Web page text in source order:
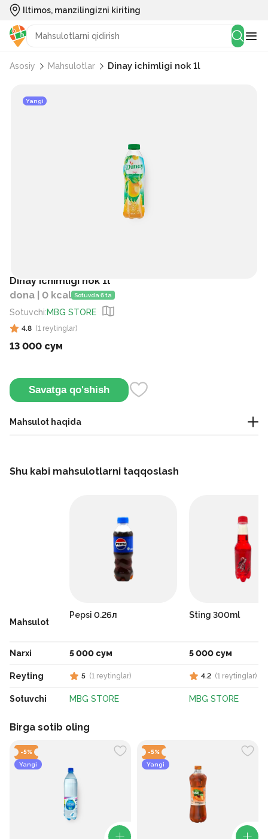
Iltimos, manzilingizni kiriting
Asosiy Mahsulotlar Dinay ichimligi nok 1l
Yangi
Dinay ichimligi nok 1l
dona | 0 kcal Sotuvda 6 ta
Sotuvchi:MBG STORE
4.8 (1 reytinglar)
13 000 сум
Savatga qo'shish
Mahsulot haqida
Shu kabi mahsulotlarni taqqoslash
Mahsulot
Narxi
Reyting
Sotuvchi
Pepsi 0.26л
5 000 сум
5 (1 reytinglar)
MBG STORE
Sting 300ml
5 000 сум
4.2 (1 reytinglar)
MBG STORE
Birga sotib oling
-5%
Yangi
-5%
Yangi